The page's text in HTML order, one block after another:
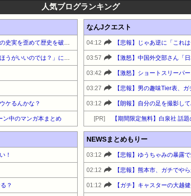
人気ブログランキング
ケるんかな？
ン中のマンガ本まとめ
なんJクエスト
04:12
03:57
03:42
03:27 【悲報】男の趣味Tier表、
03:12 【朗報】自分の足を撮影し
[PR]
！
？
NEWSまとめもりー
03:12
02:12 【悲報】熊本市、ガチでや
01:12